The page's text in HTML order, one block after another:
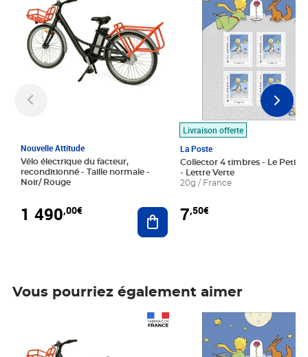
Nouvelle Attitude
Vélo électrique du facteur,
reconditionné - Taille normale -
Noir/ Rouge
1 490,00€ Ajouter au panier
Livraison offerte
La Poste
Collector 4 timbres - Le Petit
- Lettre Verte
20g / France
7,50€
Vous pourriez également aimer
Prix 7,50€